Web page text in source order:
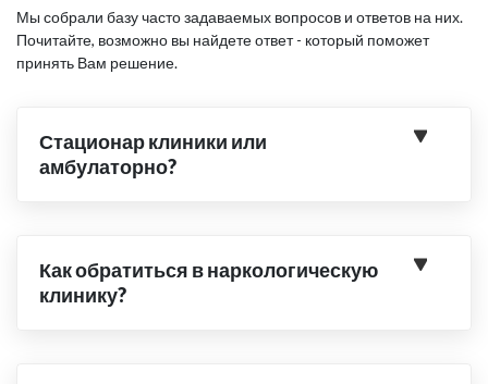
Мы собрали базу часто задаваемых вопросов и ответов на них.
Почитайте, возможно вы найдете ответ - который поможет
принять Вам решение.
Стационар клиники или
амбулаторно?
Как обратиться в наркологическую
клинику?